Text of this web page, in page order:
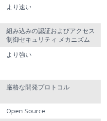
より速い
組み込みの認証およびアクセス
制御セキュリティ メカニズム
より強い
厳格な開発プロトコル
Open Source